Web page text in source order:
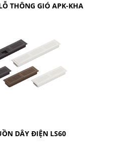
THÔNG GIÓ APK-KHA
DÂY ĐIỆN LS60